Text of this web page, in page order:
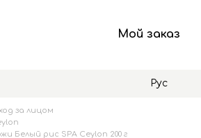
Мой заказ
Рус
за лицом
Белый рис SPA Ceylon 200 г